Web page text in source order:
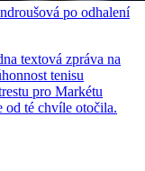
po odhalení
textová zpráva na
tenisu
pro Markétu
od té chvíle otočila.